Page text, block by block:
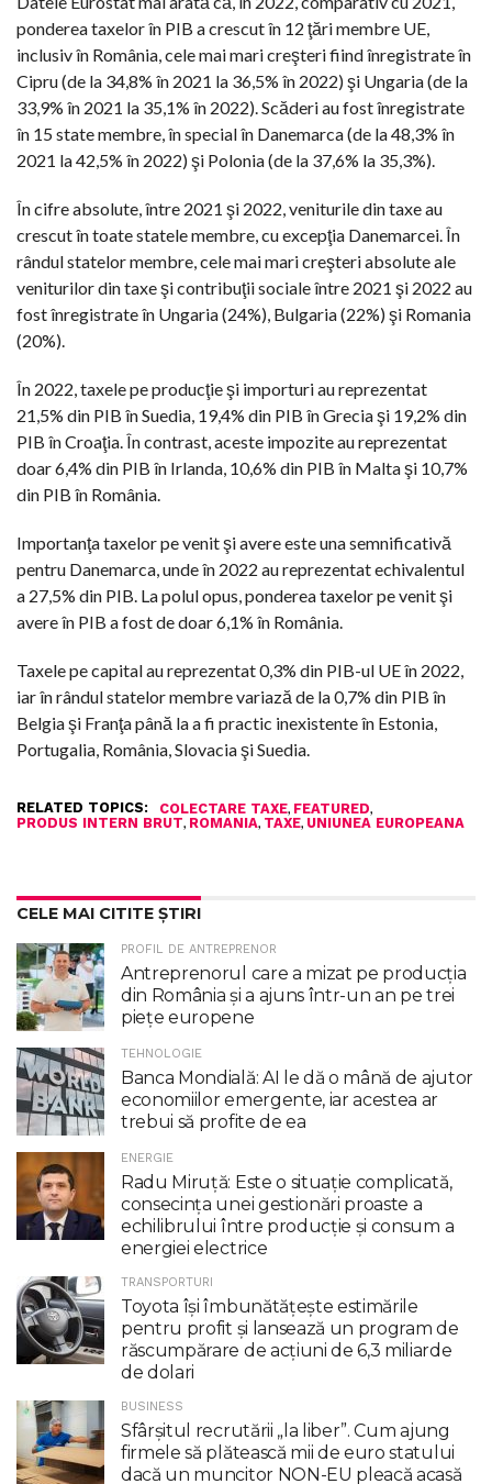
ponderea taxelor în PIB a crescut în 12 ţări membre UE,
inclusiv în România, cele mai mari creşteri fiind înregistrate în
Cipru (de la 34,8% în 2021 la 36,5% în 2022) şi Ungaria (de la
33,9% în 2021 la 35,1% în 2022). Scăderi au fost înregistrate
în 15 state membre, în special în Danemarca (de la 48,3% în
2021 la 42,5% în 2022) şi Polonia (de la 37,6% la 35,3%).
În cifre absolute, între 2021 şi 2022, veniturile din taxe au
crescut în toate statele membre, cu excepţia Danemarcei. În
rândul statelor membre, cele mai mari creşteri absolute ale
veniturilor din taxe şi contribuţii sociale între 2021 şi 2022 au
fost înregistrate în Ungaria (24%), Bulgaria (22%) şi Romania
(20%).
În 2022, taxele pe producţie şi importuri au reprezentat
21,5% din PIB în Suedia, 19,4% din PIB în Grecia şi 19,2% din
PIB în Croaţia. În contrast, aceste impozite au reprezentat
doar 6,4% din PIB în Irlanda, 10,6% din PIB în Malta şi 10,7%
din PIB în România.
Importanţa taxelor pe venit şi avere este una semnificativă
pentru Danemarca, unde în 2022 au reprezentat echivalentul
a 27,5% din PIB. La polul opus, ponderea taxelor pe venit şi
avere în PIB a fost de doar 6,1% în România.
Taxele pe capital au reprezentat 0,3% din PIB-ul UE în 2022,
iar în rândul statelor membre variază de la 0,7% din PIB în
Belgia şi Franţa până la a fi practic inexistente în Estonia,
Portugalia, România, Slovacia şi Suedia.
RELATED TOPICS: COLECTARE TAXE, FEATURED,
PRODUS INTERN BRUT, ROMANIA, TAXE, UNIUNEA EUROPEANA
CELE MAI CITITE ȘTIRI
PROFIL DE ANTREPRENOR
Antreprenorul care a mizat pe producția
din România și a ajuns într-un an pe trei
piețe europene
TEHNOLOGIE
Banca Mondială: AI le dă o mână de ajutor
economiilor emergente, iar acestea ar
trebui să profite de ea
ENERGIE
Radu Miruţă: Este o situaţie complicată,
consecinţa unei gestionări proaste a
echilibrului între producţie şi consum a
energiei electrice
TRANSPORTURI
Toyota îşi îmbunătăţeşte estimările
pentru profit şi lansează un program de
răscumpărare de acţiuni de 6,3 miliarde
de dolari
BUSINESS
Sfârșitul recrutării „la liber”. Cum ajung
firmele să plătească mii de euro statului
dacă un muncitor NON-EU pleacă acasă